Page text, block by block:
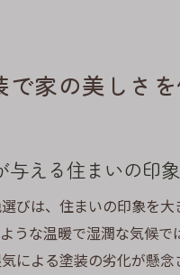
で家の美しさ
与える住まいの印象
びは、住まいの印象を大
うな温暖で湿潤な気候で
による塗装の劣化が懸